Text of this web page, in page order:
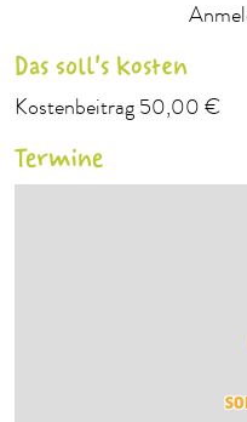
Das soll's kosten
Kostenbeitrag 50,00 €
Termine